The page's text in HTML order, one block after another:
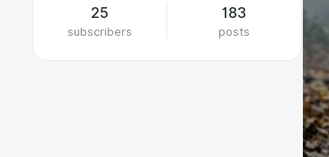
25
subscribers
183
posts